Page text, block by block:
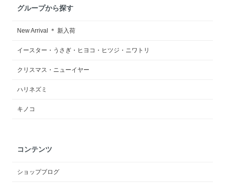
グループから探す
New Arrival ＊ 新入荷
イースター・うさぎ・ヒヨコ・ヒツジ・ニワトリ
クリスマス・ニューイヤー
ハリネズミ
キノコ
コンテンツ
ショップブログ